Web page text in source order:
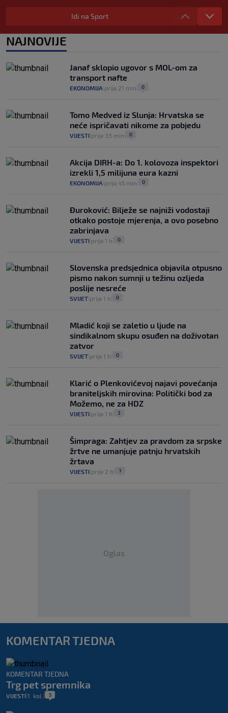
Provjerili smo "što ćemo onda" ako
Plenković na 15 dana ukine mjere: "Ne bi
se dogodilo ništa. Vlada se zaljubila u te
intervencije"
Analitičar o Mostu: Oni su u yin-yang
poziciji i imaju drugog najpoznatijeg
bravara u povijesti Hrvatske
30. srp.
Idi na Sport
NAJNOVIJE
Janaf sklopio ugovor s MOL-om za
transport nafte
EKONOMIJA prije 21 min 0
Tomo Medved iz Slunja: Hrvatska se
neće ispričavati nikome za pobjedu
VIJESTI prije 33 min 0
Akcija DIRH-a: Do 1. kolovoza inspektori
izrekli 1,5 milijuna eura kazni
EKONOMIJA prije 45 min 0
Đuroković: Bilježe se najniži vodostaji
otkako postoje mjerenja, a ovo posebno
zabrinjava
VIJESTI prije 1 h 0
Slovenska predsjednica objavila otpusno
pismo nakon sumnji u težinu ozljeda
poslije nesreće
SVIJET prije 1 h 0
Mladić koji se zaletio u ljude na
sindikalnom skupu osuđen na doživotan
zatvor
SVIJET prije 1 h 0
Klarić o Plenkovićevoj najavi povećanja
braniteljskih mirovina: Politički bod za
Možemo, ne za HDZ
VIJESTI prije 1 h 3
Šimpraga: Zahtjev za pravdom za srpske
žrtve ne umanjuje patnju hrvatskih
žrtava
VIJESTI prije 2 h 1
Oglas
KOMENTAR TJEDNA
KOMENTAR TJEDNA
Trg pet spremnika
VIJESTI 1. kol. 5